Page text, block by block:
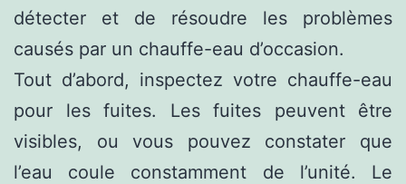
détecter et de résoudre les problèmes
causés par un chauffe-eau d’occasion.
Tout d’abord, inspectez votre chauffe-eau
pour les fuites. Les fuites peuvent être
visibles, ou vous pouvez constater que
l’eau coule constamment de l’unité. Le